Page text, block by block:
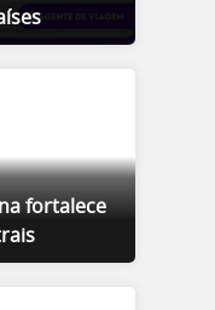
fortalece